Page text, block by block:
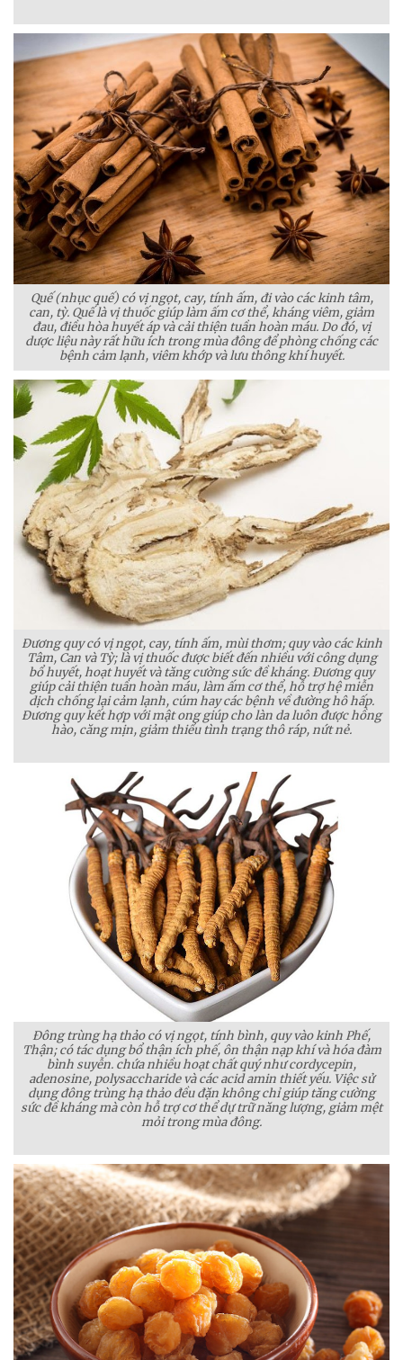
Quế (nhục quế) có vị ngọt, cay, tính ấm, đi vào các kinh tâm,
can, tỳ. Quế là vị thuốc giúp làm ấm cơ thể, kháng viêm, giảm
đau, điều hòa huyết áp và cải thiện tuần hoàn máu. Do đó, vị
dược liệu này rất hữu ích trong mùa đông để phòng chống các
bệnh cảm lạnh, viêm khớp và lưu thông khí huyết.
Đương quy có vị ngọt, cay, tính ấm, mùi thơm; quy vào các kinh
Tâm, Can và Tỳ; là vị thuốc được biết đến nhiều với công dụng
bổ huyết, hoạt huyết và tăng cường sức đề kháng. Đương quy
giúp cải thiện tuần hoàn máu, làm ấm cơ thể, hỗ trợ hệ miễn
dịch chống lại cảm lạnh, cúm hay các bệnh về đường hô hấp.
Đương quy kết hợp với mật ong giúp cho làn da luôn được hồng
hào, căng mịn, giảm thiểu tình trạng thô ráp, nứt nẻ.
Đông trùng hạ thảo có vị ngọt, tính bình, quy vào kinh Phế,
Thận; có tác dụng bổ thận ích phế, ôn thận nạp khí và hóa đàm
bình suyễn. chứa nhiều hoạt chất quý như cordycepin,
adenosine, polysaccharide và các acid amin thiết yếu. Việc sử
dụng đông trùng hạ thảo đều đặn không chỉ giúp tăng cường
sức đề kháng mà còn hỗ trợ cơ thể dự trữ năng lượng, giảm mệt
mỏi trong mùa đông.